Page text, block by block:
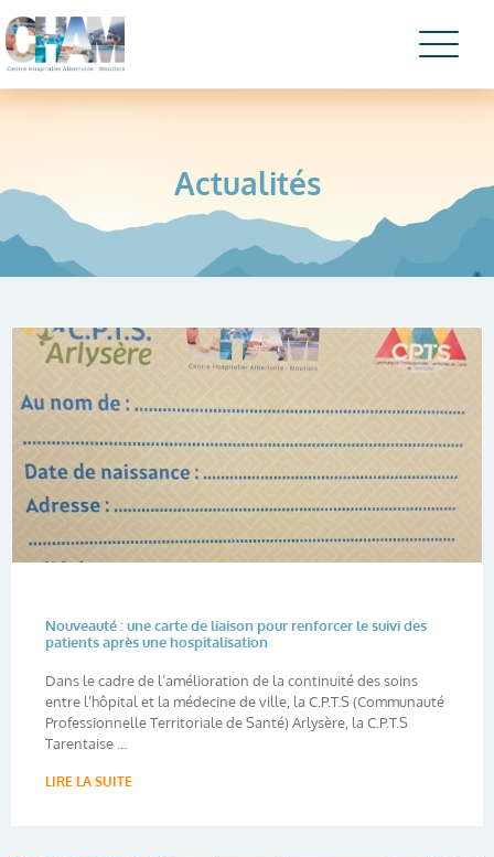
Actualités
Nouveauté : une carte de liaison pour renforcer le suivi des
patients après une hospitalisation
Dans le cadre de l’amélioration de la continuité des soins
entre l’hôpital et la médecine de ville, la C.P.T.S (Communauté
Professionnelle Territoriale de Santé) Arlysère, la C.P.T.S
Tarentaise ...
LIRE LA SUITE